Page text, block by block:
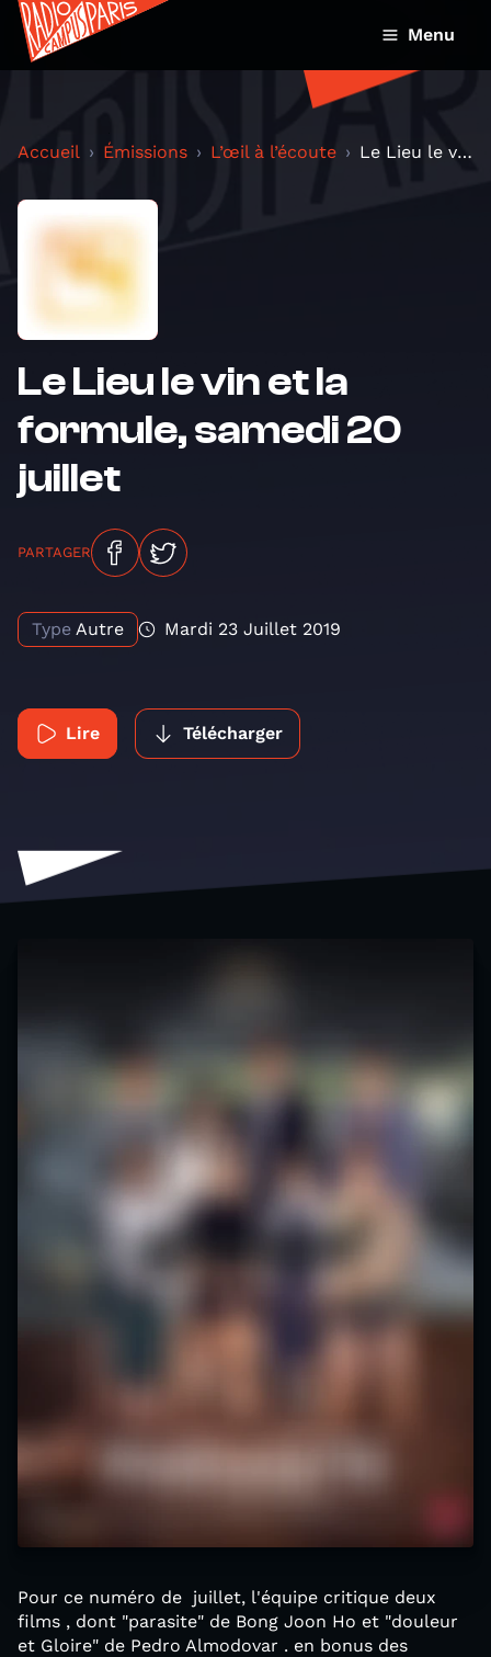
Menu
Accueil Émissions L’œil à l’écoute Le Lieu le vin et la formule, samedi 20 juillet
Le Lieu le vin et la
formule, samedi 20
juillet
PARTAGER
Type Autre Mardi 23 Juillet 2019
Lire Télécharger
Pour ce numéro de juillet, l'équipe critique deux
films , dont "parasite" de Bong Joon Ho et "douleur
et Gloire" de Pedro Almodovar . en bonus des